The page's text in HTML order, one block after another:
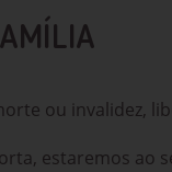
ou invalidez,
estaremos ao